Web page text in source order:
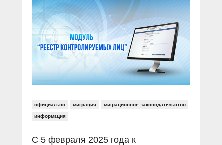
Социальные ролики
Документальные фильмы
Прямой разговор
В знании сила
Специальный репортаж
КиберПОСТОВОЙ
Газета «Щит и меч»
Журнал «Полиция России»
О ПОРТАЛЕ
Контакты
Вакансии
официально миграция миграционное законодательство
информация
С 5 февраля 2025 года к